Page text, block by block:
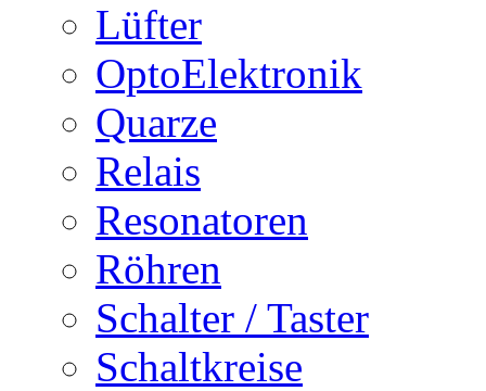
Lüfter
OptoElektronik
Quarze
Relais
Resonatoren
Röhren
Schalter / Taster
Schaltkreise